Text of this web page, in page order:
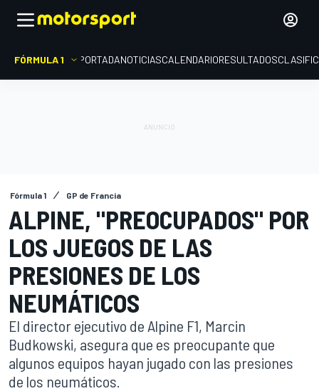
FÓRMULA 1 PORTADANOTICIASCALENDARIORESULTADOS
Fórmula 1 GP de Francia
ALPINE, "PREOCUPADOS" POR
LOS JUEGOS DE LAS
PRESIONES DE LOS
NEUMÁTICOS
El director ejecutivo de Alpine F1, Marcin
Budkowski, asegura que es preocupante que
algunos equipos hayan jugado con las presiones
de los neumáticos.